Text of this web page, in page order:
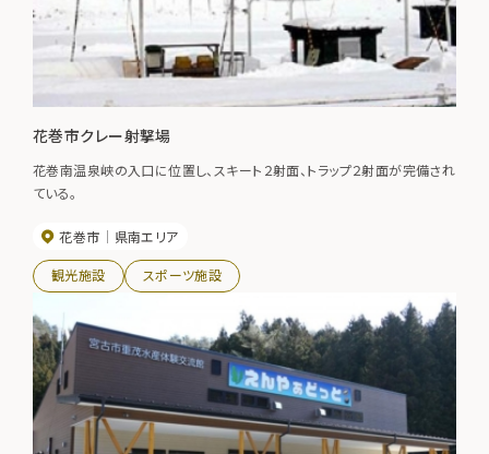
花巻市クレー射撃場
花巻南温泉峡の入口に位置し、スキート２射面、トラップ２射面が完備され
ている。
花巻市 県南エリア
観光施設 スポーツ施設